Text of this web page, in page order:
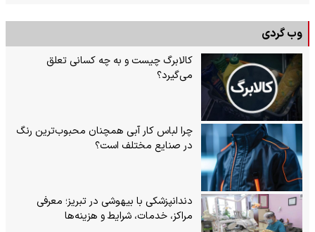
وب گردی
کالابرگ چیست و به چه کسانی تعلق
می‌گیرد؟
چرا لباس کار آبی همچنان محبوب‌ترین رنگ
در صنایع مختلف است؟
دندانپزشکی با بیهوشی در تبریز؛ معرفی
مراکز، خدمات، شرایط و هزینه‌ها